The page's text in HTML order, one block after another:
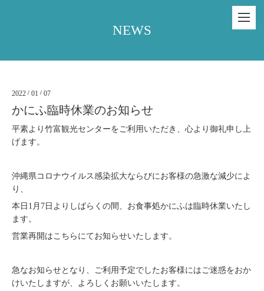
NEWS
2022 / 01 / 07
かにふ臨時休業のお知らせ
平素より竹富観光センターをご利用いただき、心より御礼申し上
げます。
沖縄県コロナウイルス感染拡大ならびにお客様の急激な減少によ
り、
本日1月7日よりしばらくの間、お食事処かにふは臨時休業いたし
ます。
営業再開はこちらにてお知らせいたします。
急なお知らせとなり、ご利用予定でしたお客様にはご迷惑をおか
けいたしますが、よろしくお願いいたします。